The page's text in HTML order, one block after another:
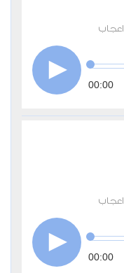
اعجاب
00:00
اعجاب
00:00